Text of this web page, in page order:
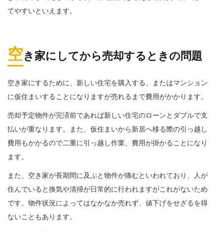
てやすいといえます。
空き家にしてから売却するときの問題
空き家にするために、新しい住宅を購入する、またはマンション
に仮住まいすることになりますが売れるまで費用がかかります。
売却予定物件が完済前であれば新しい住宅のローンとダブルで支
払いが重なります。また、仮住まいから新居へ移る際の引っ越し
費用もかかるので二重に引っ越し作業、費用が掛かることになり
ます。
また、空き家が長期間に及ぶと物件が痛むといわれており、人が
住んでいると換気や清掃が日常的に行われますがこれがないため
です。物件状況によってはなかなか売れず、値下げをせざるを得
ないこともあります。